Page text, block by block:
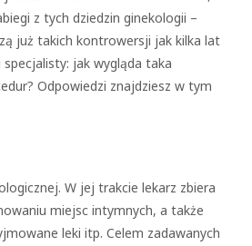
z tych dziedzin ginekologii –
już takich kontrowersji jak kilka lat
jak wygląda taka
Odpowiedzi znajdziesz w tym
W jej trakcie lekarz zbiera
miejsc intymnych, a także
leki itp. Celem zadawanych